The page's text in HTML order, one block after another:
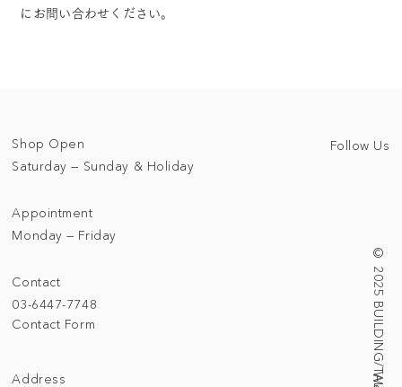
にお問い合わせください。
Address
Contact
03-6447-7748
Contact Form
Shop Open
Saturday — Sunday & Holiday
Appointment
Monday — Friday
Follow Us